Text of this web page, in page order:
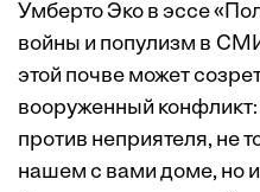
Умберто Эко в эссе
войны и популизм в
этой почве может
вооруженный конфликт:
против неприятеля, не
нашем с вами доме, но